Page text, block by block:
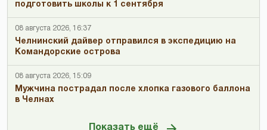
подготовить школы к 1 сентября
08 августа 2026, 16:37
Челнинский дайвер отправился в экспедицию на
Командорские острова
08 августа 2026, 15:09
Мужчина пострадал после хлопка газового баллона
в Челнах
Показать ещё